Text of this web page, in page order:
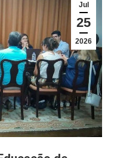
Jul
25
2026